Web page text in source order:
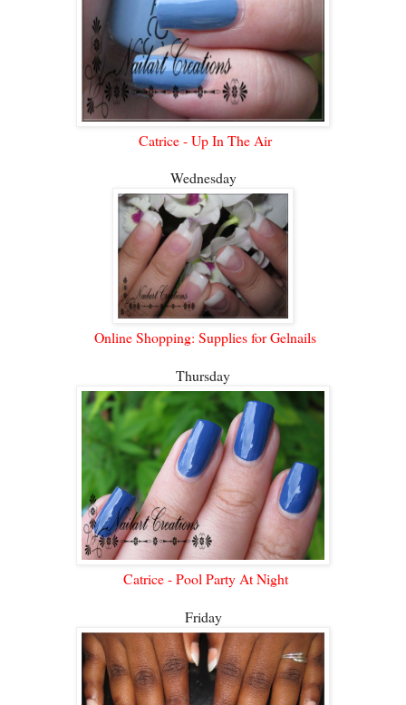
Catrice - Up In The Air
Wednesday
Online Shopping: Supplies for Gelnails
Thursday
Catrice - Pool Party At Night
Friday